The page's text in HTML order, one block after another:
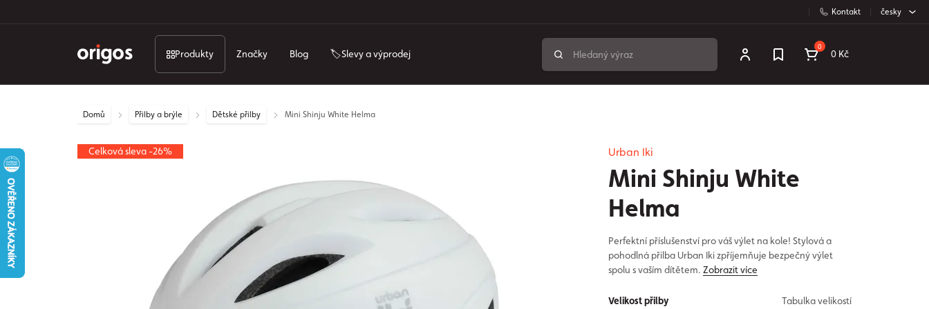
Kontakt česky
Produkty Značky Blog 🏷️Slevy a výprodej
0
0 Kč
Domů Přilby a brýle Dětské přilby Mini Shinju White Helma
Urban Iki
Mini Shinju White
Helma
Perfektní příslušenství pro váš výlet na kole! Stylová a
pohodlná přilba Urban Iki zpříjemňuje bezpečný výlet
spolu s vaším dítětem. Zobrazit více
Celková sleva -26%
Velikost přilby Tabulka velikostí